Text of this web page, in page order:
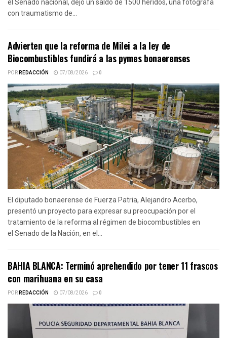
el Senado nacional, dejó un saldó de 1500 heridos, una fotógrafa
con traumatismo de...
Advierten que la reforma de Milei a la ley de
Biocombustibles fundirá a las pymes bonaerenses
PORREDACCIÓN 07/08/2026 0
El diputado bonaerense de Fuerza Patria, Alejandro Acerbo,
presentó un proyecto para expresar su preocupación por el
tratamiento de la reforma al régimen de biocombustibles en
el Senado de la Nación, en el...
BAHIA BLANCA: Terminó aprehendido por tener 11 frascos
con marihuana en su casa
PORREDACCIÓN 07/08/2026 0